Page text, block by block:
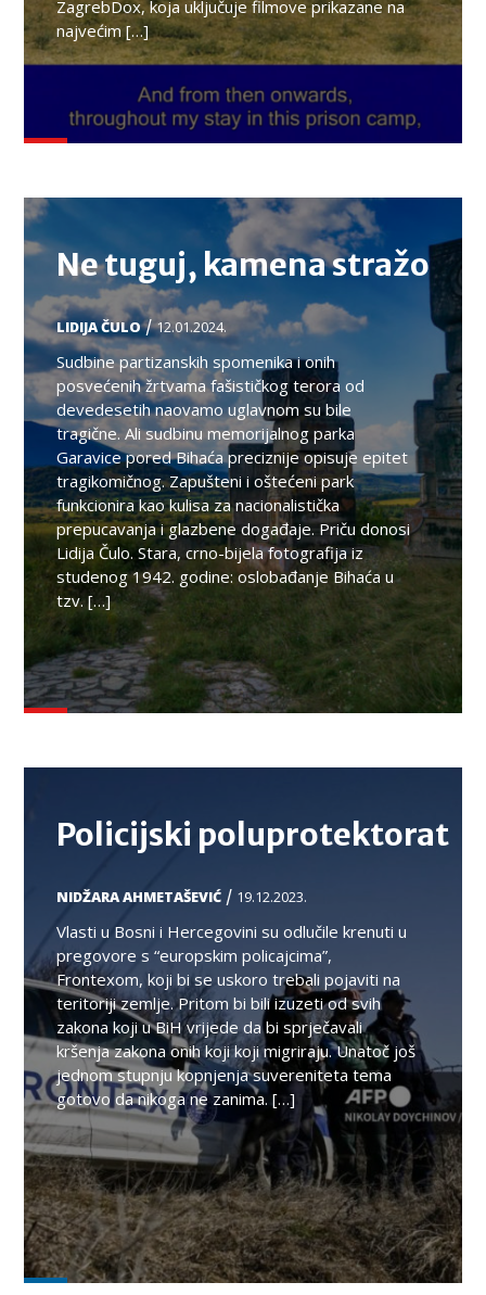
ZagrebDox, koja uključuje filmove prikazane na
najvećim […]
Ne tuguj, kamena stražo
LIDIJA ČULO/12.01.2024.
Sudbine partizanskih spomenika i onih
posvećenih žrtvama fašističkog terora od
devedesetih naovamo uglavnom su bile
tragične. Ali sudbinu memorijalnog parka
Garavice pored Bihaća preciznije opisuje epitet
tragikomičnog. Zapušteni i oštećeni park
funkcionira kao kulisa za nacionalistička
prepucavanja i glazbene događaje. Priču donosi
Lidija Čulo. Stara, crno-bijela fotografija iz
studenog 1942. godine: oslobađanje Bihaća u
tzv. […]
Policijski poluprotektorat
NIDŽARA AHMETAŠEVIĆ / 19.12.2023.
Vlasti u Bosni i Hercegovini su odlučile krenuti u
pregovore s “europskim policajcima”,
Frontexom, koji bi se uskoro trebali pojaviti na
teritoriji zemlje. Pritom bi bili izuzeti od svih
zakona koji u BiH vrijede da bi sprječavali
kršenja zakona onih koji koji migriraju. Unatoč još
jednom stupnju kopnjenja suvereniteta tema
gotovo da nikoga ne zanima. […]